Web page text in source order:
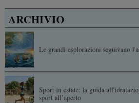
ARCHIVIO
Le grandi esplorazioni seguivano
Sport in estate: la guida
sport all’aperto